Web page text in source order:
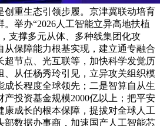
创重生态引领步履。京津冀联动培育
举办“2026人工智能立异高地扶植
支撑多元从体、多种线集团化攻
从保障能力根基实现，建立通专融合
超节点、光互联等，加快科学发觉历
、从任杨秀玲引见，立异攻关组织模
成长程度全球领先；二是智算自从生
产投资基金规模2000亿以上；把平安
康成长的根本保障，提拔对全球人工
部数据办事商，加速国产人工智能芯